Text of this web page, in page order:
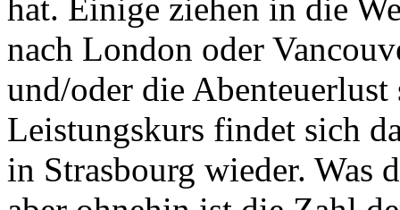
hat. Einige ziehen in die
nach London oder
und/oder die
Leistungskurs findet sich
in Strasbourg wieder. Was